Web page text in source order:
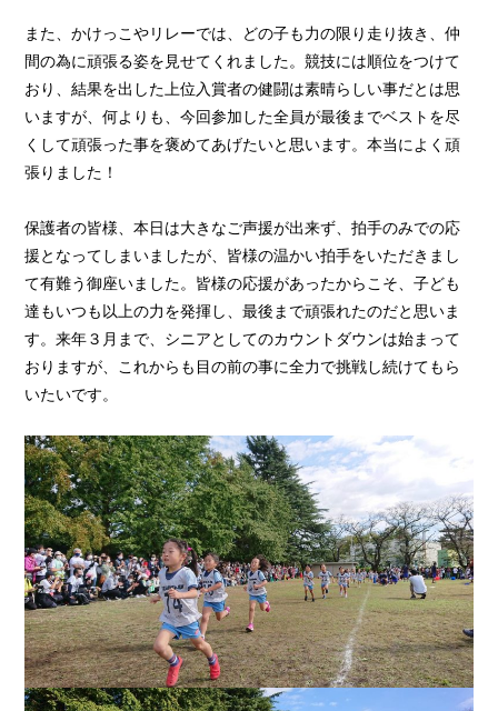
また、かけっこやリレーでは、どの子も力の限り走り抜き、仲
間の為に頑張る姿を見せてくれました。競技には順位をつけて
おり、結果を出した上位入賞者の健闘は素晴らしい事だとは思
いますが、何よりも、今回参加した全員が最後までベストを尽
くして頑張った事を褒めてあげたいと思います。本当によく頑
張りました！
保護者の皆様、本日は大きなご声援が出来ず、拍手のみでの応
援となってしまいましたが、皆様の温かい拍手をいただきまし
て有難う御座いました。皆様の応援があったからこそ、子ども
達もいつも以上の力を発揮し、最後まで頑張れたのだと思いま
す。来年３月まで、シニアとしてのカウントダウンは始まって
おりますが、これからも目の前の事に全力で挑戦し続けてもら
いたいです。